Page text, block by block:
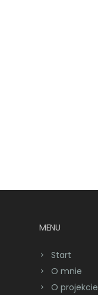
MENU
Start
O mnie
O projekcie